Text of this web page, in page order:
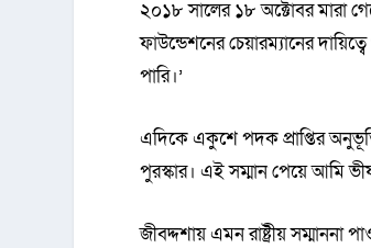
২০১৮ সালের ১৮ অক্টোবর মারা
ফাউন্ডেশনের চেয়ারম্যানের
পারি।’
এদিকে একুশে পদক প্রাপ্তির
পুরস্কার। এই সম্মান পেয়ে আমি
জীবদ্দশায় এমন রাষ্ট্রীয়